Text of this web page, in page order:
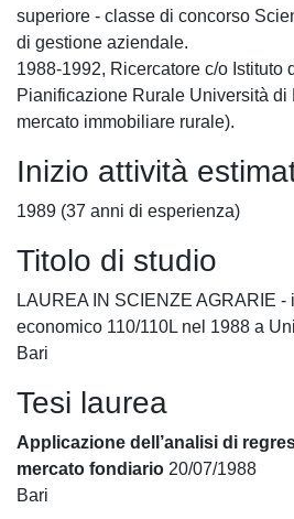
superiore - classe di concorso
di gestione aziendale.
1988-1992, Ricercatore c/o Istituto
Pianificazione Rurale Università di
mercato immobiliare rurale).
Inizio attività
1989 (37 anni di esperienza)
Titolo di studio
LAUREA IN SCIENZE AGRARIE -
economico 110/110L nel 1988 a
Bari
Tesi laurea
Applicazione dell’analisi di
mercato fondiario 20/07/1988
Bari